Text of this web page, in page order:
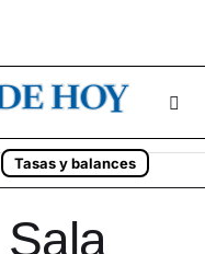
Tasas y balances